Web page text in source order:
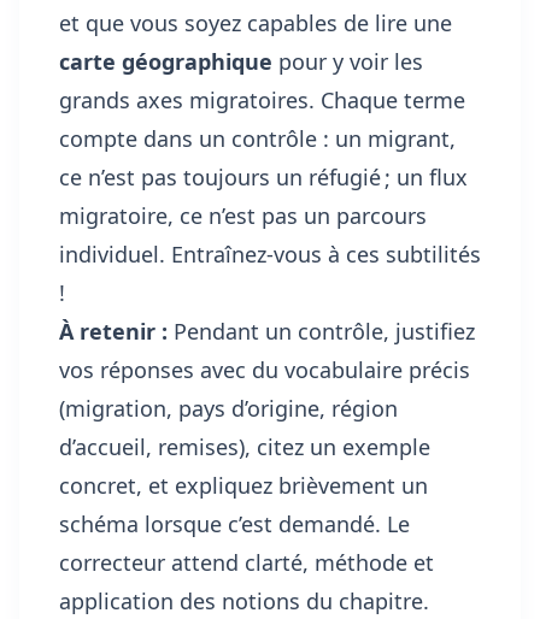
et que vous soyez capables de lire une
carte géographique pour y voir les
grands axes migratoires. Chaque terme
compte dans un contrôle : un migrant,
ce n’est pas toujours un réfugié ; un flux
migratoire, ce n’est pas un parcours
individuel. Entraînez-vous à ces subtilités
!
À retenir : Pendant un contrôle, justifiez
vos réponses avec du vocabulaire précis
(migration, pays d’origine, région
d’accueil, remises), citez un exemple
concret, et expliquez brièvement un
schéma lorsque c’est demandé. Le
correcteur attend clarté, méthode et
application des notions du chapitre.